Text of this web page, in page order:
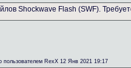
Shockwave Flash (SWF).
пользователем RexX 12 Янв 2021 19:17